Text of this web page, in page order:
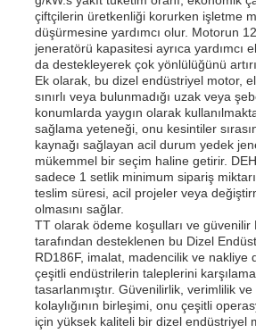
çiftçilerin üretkenliği korurken işletme
düşürmesine yardımcı olur. Motorun
jeneratörü kapasitesi ayrıca yardımcı
da destekleyerek çok yönlülüğünü
Ek olarak, bu dizel endüstriyel motor,
sınırlı veya bulunmadığı uzak veya
konumlarda yaygın olarak
sağlama yeteneği, onu kesintiler
kaynağı sağlayan acil durum yedek
mükemmel bir seçim haline getirir.
sadece 1 setlik minimum sipariş
teslim süresi, acil projeler veya
olmasını sağlar.
TT olarak ödeme koşulları ve güvenilir
tarafından desteklenen bu Dizel
RD186F, imalat, madencilik ve nakliye
çeşitli endüstrilerin taleplerini
tasarlanmıştır. Güvenilirlik, verimlilik ve
kolaylığının birleşimi, onu çeşitli
için yüksek kaliteli bir dizel endüstriyel